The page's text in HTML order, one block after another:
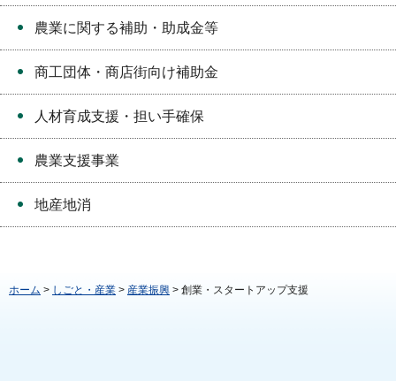
農業に関する補助・助成金等
商工団体・商店街向け補助金
人材育成支援・担い手確保
農業支援事業
地産地消
ホーム > しごと・産業 > 産業振興 > 創業・スタートアップ支援